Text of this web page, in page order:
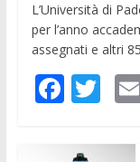
L’Università di
per l’anno
assegnati e altri
F
e
T
itt